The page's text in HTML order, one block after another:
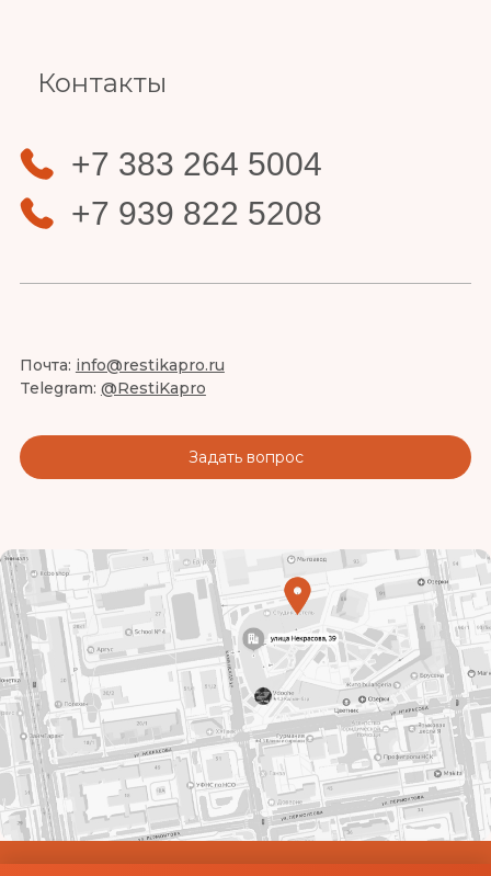
Контакты
+7 383 264 5004
+7 939 822 5208
Почта: info@restikapro.ru
Telegram: @RestiKapro
Задать вопрос